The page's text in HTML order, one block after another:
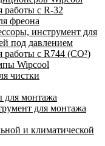
работы с R-32
фреона
инструмент для
под давлением
работы с R744 (CO²)
Wipcool
чистки
для монтажа
для монтажа
и климатической